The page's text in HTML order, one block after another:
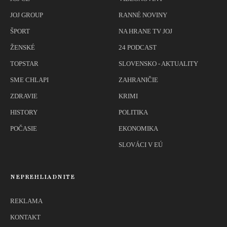
JOJ GROUP
ŠPORT
ŽENSKÉ
TOPSTAR
SME CHLAPI
ZDRAVIE
HISTORY
POČASIE
RANNÉ NOVINY
NA HRANE TV JOJ
24 PODCAST
SLOVENSKO - AKTUALITY
ZAHRANIČIE
KRIMI
POLITIKA
EKONOMIKA
SLOVÁCI V EÚ
NEPREHLIADNITE
REKLAMA
KONTAKT